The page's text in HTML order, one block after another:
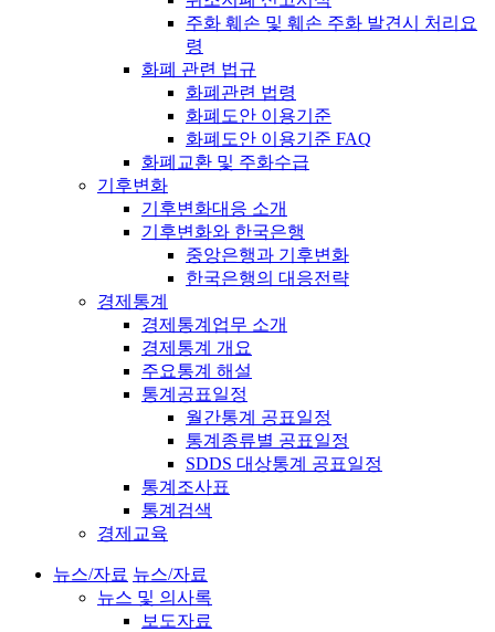
주화 훼손 및 훼손 주화 발견시 처리요
령
화폐 관련 법규
화폐관련 법령
화폐도안 이용기준
화폐도안 이용기준 FAQ
화폐교환 및 주화수급
기후변화
기후변화대응 소개
기후변화와 한국은행
중앙은행과 기후변화
한국은행의 대응전략
경제통계
경제통계업무 소개
경제통계 개요
주요통계 해설
통계공표일정
월간통계 공표일정
통계종류별 공표일정
SDDS 대상통계 공표일정
통계조사표
통계검색
경제교육
뉴스/자료 뉴스/자료
뉴스 및 의사록
보도자료